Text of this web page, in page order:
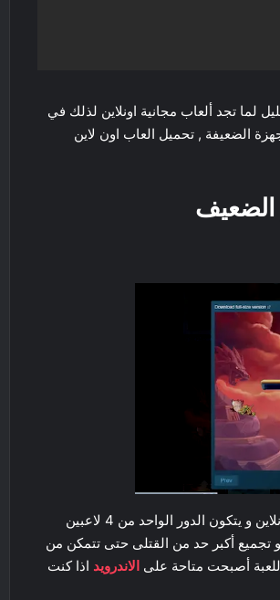
لما تجد ألعاب مجانية اونلاين لذلك في
تعمل علي الاجهزة الضعيفة , تحميل العاب اون لاين
الضعيف
وهي لعبة قتال مجانيه بينك وبين اصدقائك تعمل بتقنية 2D و يمكنك لعبها اونلاين و يتكون الدور الواحد من 4 لاعبين
تجميع أكبر حد من القتلى حتى تتمكن من
أصبحت متاحة على الاندرويد اذا كنت